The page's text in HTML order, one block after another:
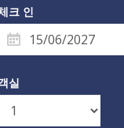
크 인
실